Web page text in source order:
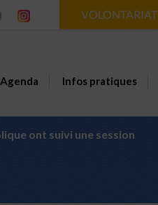
VOLONTARIAT
Agenda Infos pratiques
ont suivi une session